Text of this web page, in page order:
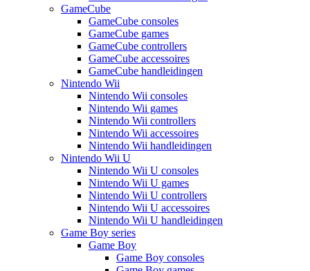
GameCube
GameCube consoles
GameCube games
GameCube controllers
GameCube accessoires
GameCube handleidingen
Nintendo Wii
Nintendo Wii consoles
Nintendo Wii games
Nintendo Wii controllers
Nintendo Wii accessoires
Nintendo Wii handleidingen
Nintendo Wii U
Nintendo Wii U consoles
Nintendo Wii U games
Nintendo Wii U controllers
Nintendo Wii U accessoires
Nintendo Wii U handleidingen
Game Boy series
Game Boy
Game Boy consoles